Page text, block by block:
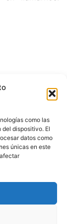
como las
dispositivo. El
datos como
únicas en este